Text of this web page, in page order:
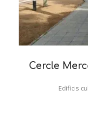
Cercle
Edificis